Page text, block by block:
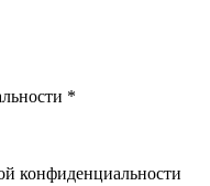
*
конфиденциальности